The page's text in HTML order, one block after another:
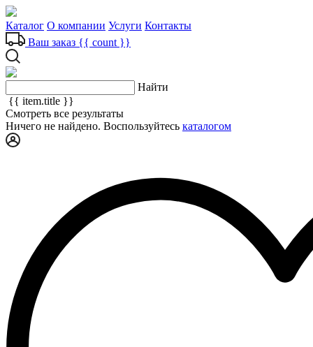
Каталог О компании Услуги Контакты
Ваш заказ {{ count }}
Найти
{{ item.title }}
Смотреть все результаты
Ничего не найдено. Воспользуйтесь каталогом